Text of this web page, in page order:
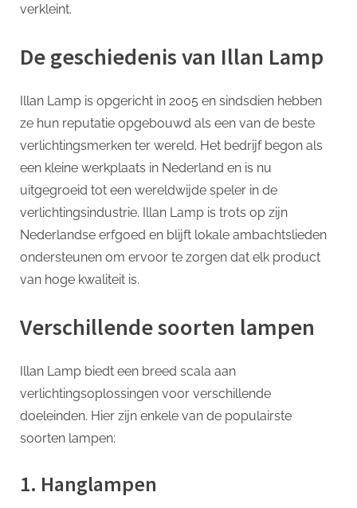
verkleint.
De geschiedenis van Illan Lamp
Illan Lamp is opgericht in 2005 en sindsdien hebben
ze hun reputatie opgebouwd als een van de beste
verlichtingsmerken ter wereld. Het bedrijf begon als
een kleine werkplaats in Nederland en is nu
uitgegroeid tot een wereldwijde speler in de
verlichtingsindustrie. Illan Lamp is trots op zijn
Nederlandse erfgoed en blijft lokale ambachtslieden
ondersteunen om ervoor te zorgen dat elk product
van hoge kwaliteit is.
Verschillende soorten lampen
Illan Lamp biedt een breed scala aan
verlichtingsoplossingen voor verschillende
doeleinden. Hier zijn enkele van de populairste
soorten lampen:
1. Hanglampen